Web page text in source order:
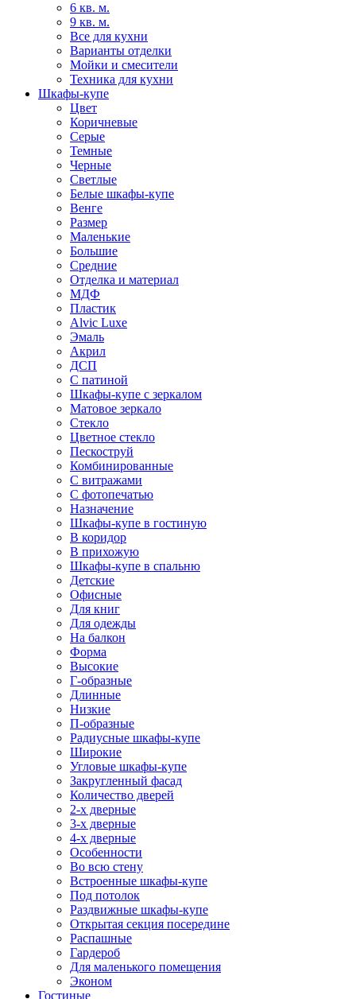
6 кв. м.
9 кв. м.
Все для кухни
Варианты отделки
Мойки и смесители
Техника для кухни
Шкафы-купе
Цвет
Коричневые
Серые
Темные
Черные
Светлые
Белые шкафы-купе
Венге
Размер
Маленькие
Большие
Средние
Отделка и материал
МДФ
Пластик
Alvic Luxe
Эмаль
Акрил
ДСП
С патиной
Шкафы-купе с зеркалом
Матовое зеркало
Стекло
Цветное стекло
Пескоструй
Комбинированные
С витражами
С фотопечатью
Назначение
Шкафы-купе в гостиную
В коридор
В прихожую
Шкафы-купе в спальню
Детские
Офисные
Для книг
Для одежды
На балкон
Форма
Высокие
Г-образные
Длинные
Низкие
П-образные
Радиусные шкафы-купе
Широкие
Угловые шкафы-купе
Закругленный фасад
Количество дверей
2-х дверные
3-х дверные
4-х дверные
Особенности
Во всю стену
Встроенные шкафы-купе
Под потолок
Раздвижные шкафы-купе
Открытая секция посередине
Распашные
Гардероб
Для маленького помещения
Эконом
Гостиные